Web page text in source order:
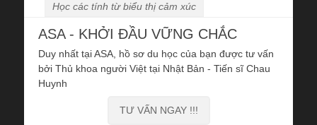
Học các tính từ biểu thị cảm xúc
ASA - KHỞI ĐẦU VỮNG CHẮC
Duy nhất tại ASA, hồ sơ du học của bạn được tư vấn
bởi Thủ khoa người Việt tại Nhật Bản - Tiến sĩ Chau
Huynh
TƯ VẤN NGAY !!!